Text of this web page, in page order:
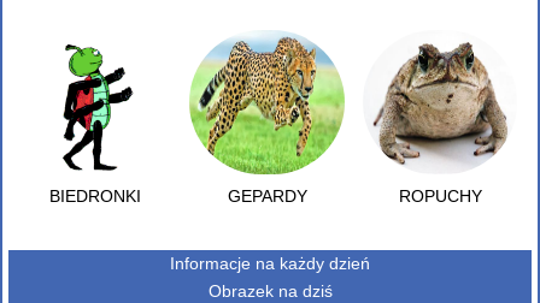
BIEDRONKI GEPARDY ROPUCHY
Informacje na każdy dzień
Obrazek na dziś